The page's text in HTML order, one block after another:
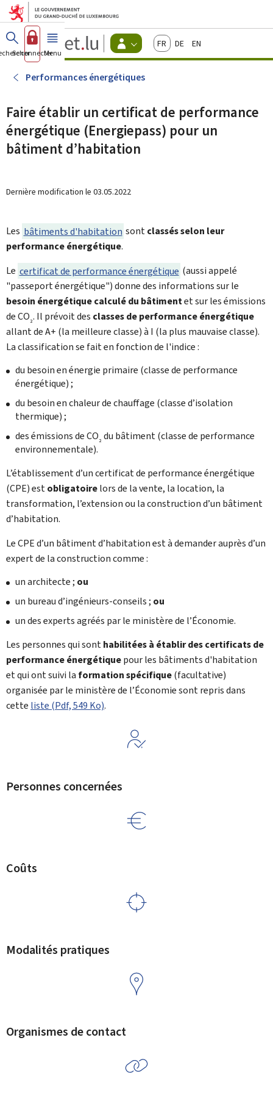
Aller au menu principal
Aller au contenu
Guichet.lu
Changer
d'espace
Menu
actif
FrançaisDeutschEnglish
Se connecterMenu principal
Performances énergétiques
Faire établir un certificat de performance
énergétique (Energiepass) pour un
bâtiment d’habitation
Dernière modification le 03.05.2022
Les bâtiments d'habitation sontclassés selon leur
performance énergétique.
Le certificat de performance énergétique (aussi appelé
"passeport énergétique") donne des informations sur le
besoin énergétique calculé du bâtimentet sur les émissions
de CO2. Il prévoit des classes de performance énergétique
allant de A+ (la meilleure classe) à I (la plus mauvaise classe).
La classification se fait en fonction de l'indice :
du besoin en énergie primaire (classe de performance
énergétique) ;
du besoin en chaleur de chauffage (classe d’isolation
thermique) ;
des émissions de CO2 du bâtiment (classe de performance
environnementale).
L’établissement d’un certificat de performance énergétique
(CPE) estobligatoirelors de la vente, la location, la
transformation, l’extension ou la construction d’un bâtiment
d’habitation.
Le CPE d’un bâtiment d’habitation est à demander auprès d’un
expert de la construction comme :
un architecte ; ou
un bureau d’ingénieurs-conseils ; ou
un des experts agréés par le ministère de l’Économie.
Les personnes qui sonthabilitées à établir des certificats de
performance énergétiquepour les bâtiments d'habitation
et qui ont suivi la formation spécifique(facultative)
organisée par le ministère de l’Économie sont repris dans
cette liste (Pdf, 549 Ko).
Personnes concernées
Coûts
Modalités pratiques
Organismes de contact